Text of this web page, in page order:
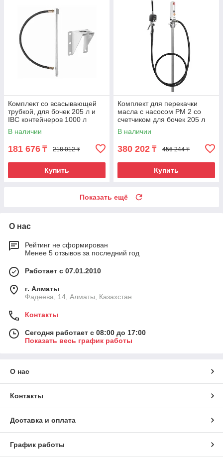
Комплект со всасывающей
трубкой, для бочек 205 л и
IBC контейнеров 1000 л
В наличии
181 676 ₸ 218 012 ₸
Купить
Комплект для перекачки
масла с насосом PM 2 со
счетчиком для бочек 205 л
В наличии
380 202 ₸ 456 244 ₸
Купить
Показать ещё
О нас
Рейтинг не сформирован
Менее 5 отзывов за последний год
Работает с 07.01.2010
г. Алматы
Фадеева, 14, Алматы, Казахстан
Контакты
Сегодня работает с 08:00 до 17:00
Показать весь график работы
О нас
Контакты
Доставка и оплата
График работы